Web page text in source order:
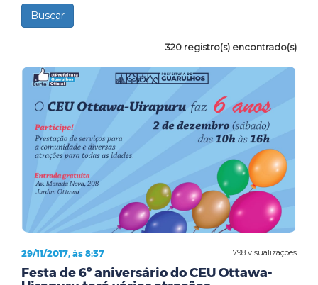
320 registro(s) encontrado(s)
798 visualizações
29/11/2017, às 8:37
Festa de 6º aniversário do CEU Ottawa-